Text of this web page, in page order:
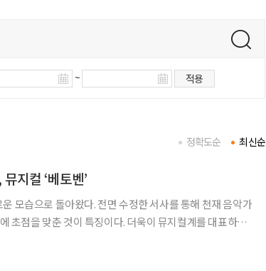
~ 적용
최신순
정확도순
지컬 ‘베토벤’
모습으로 돌아왔다. 전면 수정한 서사를 통해 천재 음악가
초점을 맞춘 것이 특징이다. 더욱이 뮤지컬계를 대표하는